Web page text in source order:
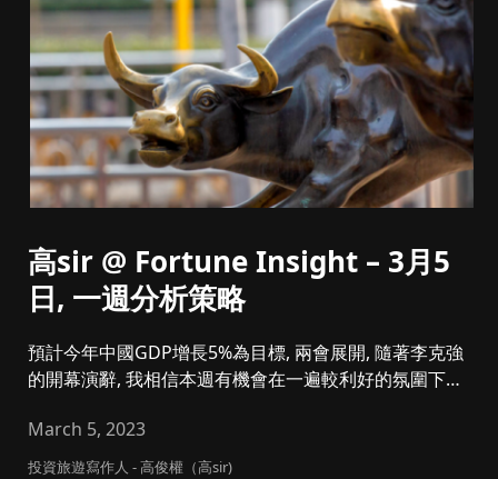
高sir @ Fortune Insight – 3月5
日, 一週分析策略
預計今年中國GDP增長5%為目標, 兩會展開, 隨著李克強
的開幕演辭, 我相信本週有機會在一遍較利好的氛圍下推
March 5, 2023
投資旅遊寫作人 - 高俊權（高sir)